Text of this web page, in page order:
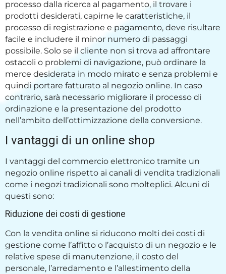
processo dalla ricerca al pagamento, il trovare i
prodotti desiderati, capirne le caratteristiche, il
processo di registrazione e pagamento, deve risultare
facile e includere il minor numero di passaggi
possibile. Solo se il cliente non si trova ad affrontare
ostacoli o problemi di navigazione, può ordinare la
merce desiderata in modo mirato e senza problemi e
quindi portare fatturato al negozio online. In caso
contrario, sarà necessario migliorare il processo di
ordinazione e la presentazione del prodotto
nell’ambito dell’ottimizzazione della conversione.
I vantaggi di un online shop
I vantaggi del commercio elettronico tramite un
negozio online rispetto ai canali di vendita tradizionali
come i negozi tradizionali sono molteplici. Alcuni di
questi sono:
Riduzione dei costi di gestione
Con la vendita online si riducono molti dei costi di
gestione come l’affitto o l’acquisto di un negozio e le
relative spese di manutenzione, il costo del
personale, l’arredamento e l’allestimento della